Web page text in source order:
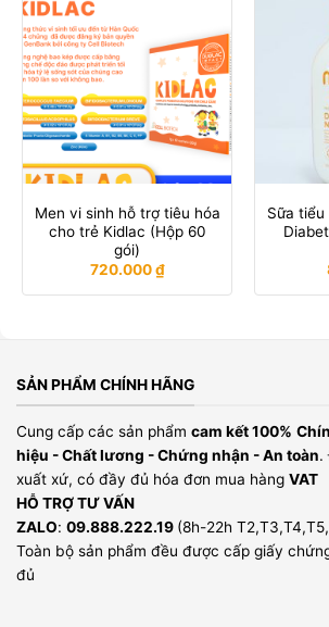
Men vi sinh hỗ trợ tiêu hóa
cho trẻ Kidlac (Hộp 60
gói)
720.000₫
Sữa
SẢN PHẨM CHÍNH HÃNG
Cung cấp các sản phẩm cam kết 100%
hiệu - Chất lương - Chứng nhận - An toàn.
xuất xứ, có đầy đủ hóa đơn mua hàng VAT
HỖ TRỢ TƯ VẤN
ZALO: 09.888.222.19 (8h-22h
Toàn bộ sản phẩm đều được cấp giấy
đủ